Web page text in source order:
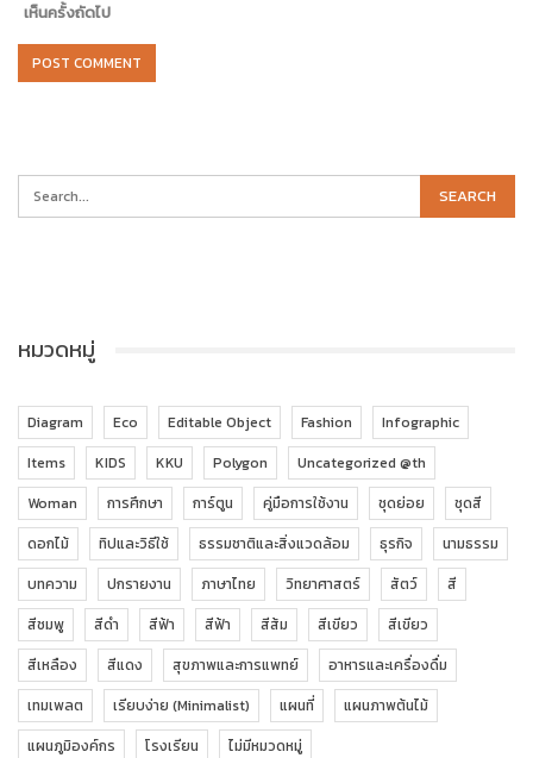
เห็นครั้งถัดไป
หมวดหมู่
Diagram Eco Editable Object Fashion
Infographic
Items
KIDS KKU Polygon
Uncategorized @th
Woman
การศึกษา การ์ตูน คู่มือการใช้งาน ชุดย่อย
ชุดสี
ดอกไม้
ทิปและวิธีใช้ ธรรมชาติและสิ่งแวดล้อม ธุรกิจ
นามธรรม
บทความ
ปกรายงาน ภาษาไทย วิทยาศาสตร์ สัตว์
สี
สีชมพู
สีดำ สีฟ้า สีฟ้า สีส้ม สีเขียว
สีเขียว
สีเหลือง
สีแดง สุขภาพและการแพทย์
อาหารและเครื่องดื่ม
เทมเพลต
เรียบง่าย (Minimalist) แผนที่
แผนภาพต้นไม้
แผนภูมิองค์กร
โรงเรียน ไม่มีหมวดหมู่